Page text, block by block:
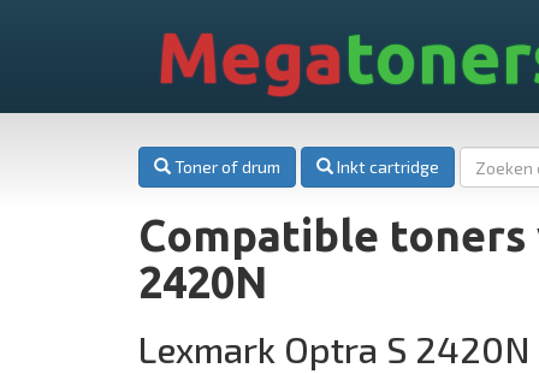
Mega
Toner of drum Inkt cartridge
Compatible
2420N
Lexmark Optra S